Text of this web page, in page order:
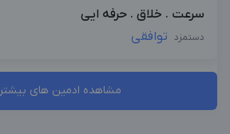
سرعت . خلاق . حرفه ایی
دستمزد توافقی
مشاهده ادمین های بیشتر